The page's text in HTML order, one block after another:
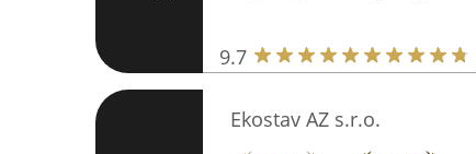
9.7
Ekostav AZ s.r.o.